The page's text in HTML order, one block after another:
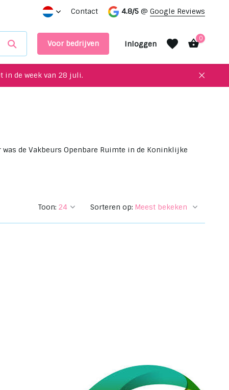
Maak een afspraak in onze showroom
Contact 4.8/5 @ Google Reviews
Voor bedrijven Inloggen
0
in de week van 28 juli.
de Vakbeurs Openbare Ruimte in de Koninklijke
Toon: Sorteren op: